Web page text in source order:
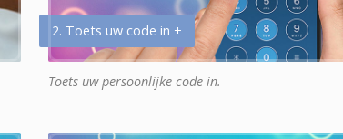
2. Toets uw code in +
Toets uw persoonlijke code in.